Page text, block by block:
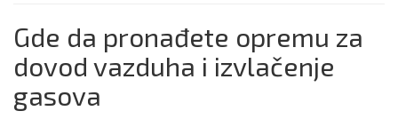
Gde da pronađete opremu za
dovod vazduha i izvlačenje
gasova